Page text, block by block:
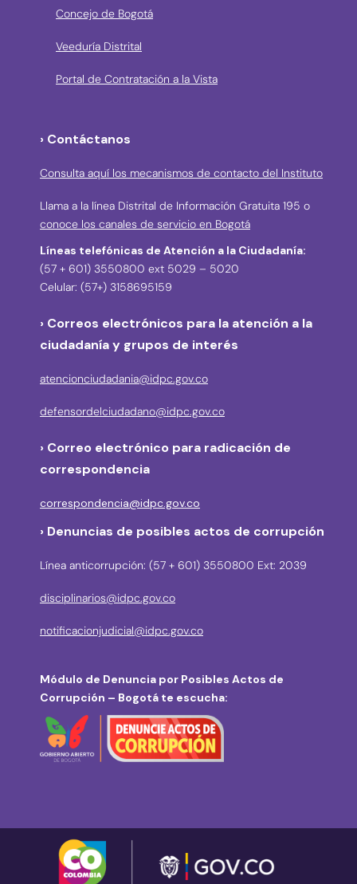
Concejo de Bogotá
Veeduría Distrital
Portal de Contratación a la Vista
› Contáctanos
Consulta aquí los mecanismos de contacto del Instituto
Llama a la línea Distrital de Información Gratuita 195 o
conoce los canales de servicio en Bogotá
Líneas telefónicas de Atención a la Ciudadanía:
(57 + 601) 3550800 ext 5029 – 5020
Celular: (57+) 3158695159
› Correos electrónicos para la atención a la
ciudadanía y grupos de interés
atencionciudadania@idpc.gov.co
defensordelciudadano@idpc.gov.co
› Correo electrónico para radicación de
correspondencia
correspondencia@idpc.gov.co
› Denuncias de posibles actos de corrupción
Línea anticorrupción: (57 + 601) 3550800 Ext: 2039
disciplinarios@idpc.gov.co
notificacionjudicial@idpc.gov.co
Módulo de Denuncia por Posibles Actos de
Corrupción – Bogotá te escucha: